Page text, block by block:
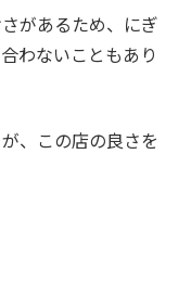
があるため、にぎ
わないこともあり
、この店の良さを